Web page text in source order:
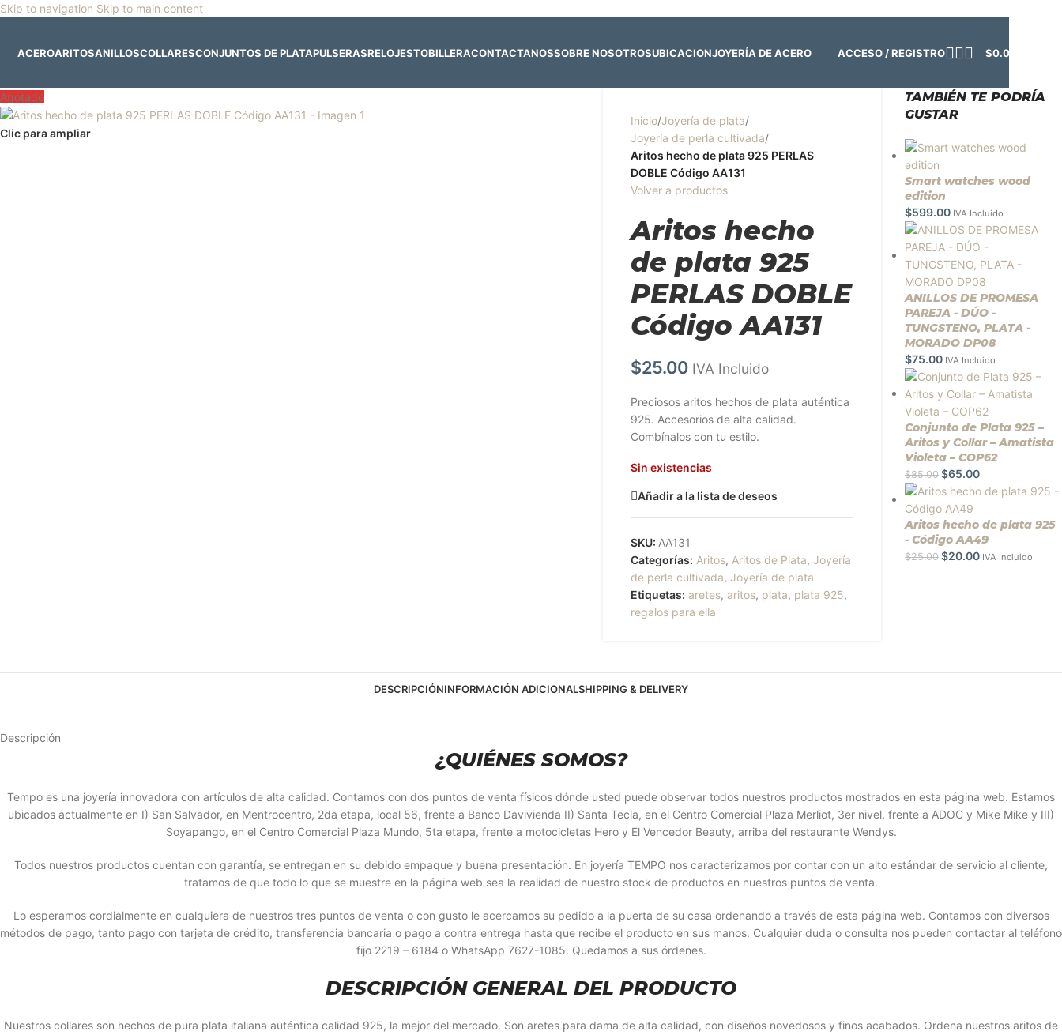
Skip to navigation Skip to main content
ACEROARITOSANILLOSCOLLARESCONJUNTOS DE PLATAPULSERASRELOJESTOBILLERACONTACTANOSSOBRE NOSOTROSUBICACIONJOYERÍA DE ACERO ACCESO / REGISTRO $0.00
Agotado
Clic para ampliar
Inicio/Joyería de plata/
Joyería de perla cultivada/
Aritos hecho de plata 925 PERLAS
DOBLE Código AA131
Volver a productos
Aritos hecho
de plata 925
PERLAS DOBLE
Código AA131
$25.00 IVA Incluido
Preciosos aritos hechos de plata auténtica
925. Accesorios de alta calidad.
Combínalos con tu estilo.
Sin existencias
Añadir a la lista de deseos
SKU: AA131
Categorías: Aritos, Aritos de Plata, Joyería
de perla cultivada, Joyería de plata
Etiquetas: aretes, aritos, plata, plata 925,
regalos para ella
TAMBIÉN TE PODRÍA
GUSTAR
Smart watches wood
edition
$599.00 IVA Incluido
ANILLOS DE PROMESA
PAREJA - DÚO -
TUNGSTENO, PLATA -
MORADO DP08
$75.00 IVA Incluido
Conjunto de Plata 925 –
Aritos y Collar – Amatista
Violeta – COP62
$85.00 $65.00
Aritos hecho de plata 925
- Código AA49
$25.00 $20.00 IVA Incluido
DESCRIPCIÓNINFORMACIÓN ADICIONALSHIPPING & DELIVERY
Descripción
¿QUIÉNES SOMOS?
Tempo es una joyería innovadora con artículos de alta calidad. Contamos con dos puntos de venta físicos dónde usted puede observar todos nuestros productos mostrados en esta página web. Estamos
ubicados actualmente en I) San Salvador, en Mentrocentro, 2da etapa, local 56, frente a Banco Davivienda II) Santa Tecla, en el Centro Comercial Plaza Merliot, 3er nivel, frente a ADOC y Mike Mike y III)
Soyapango, en el Centro Comercial Plaza Mundo, 5ta etapa, frente a motocicletas Hero y El Vencedor Beauty, arriba del restaurante Wendys.
Todos nuestros productos cuentan con garantía, se entregan en su debido empaque y buena presentación. En joyería TEMPO nos caracterizamos por contar con un alto estándar de servicio al cliente,
tratamos de que todo lo que se muestre en la página web sea la realidad de nuestro stock de productos en nuestros puntos de venta.
Lo esperamos cordialmente en cualquiera de nuestros tres puntos de venta o con gusto le acercamos su pedido a la puerta de su casa ordenando a través de esta página web. Contamos con diversos
métodos de pago, tanto pago con tarjeta de crédito, transferencia bancaria o pago a contra entrega hasta que recibe el producto en sus manos. Cualquier duda o consulta nos pueden contactar al teléfono
fijo 2219 – 6184 o WhatsApp 7627-1085. Quedamos a sus órdenes.
DESCRIPCIÓN GENERAL DEL PRODUCTO
Nuestros collares son hechos de pura plata italiana auténtica calidad 925, la mejor del mercado. Son aretes para dama de alta calidad, con diseños novedosos y finos acabados. Ordena nuestros aritos de